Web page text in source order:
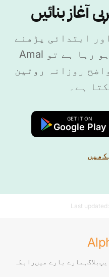
آغاز بنائیں
ابتدائی پڑھنے
کے مرحلے میں داخل ہو رہا ہے تو Amal
روزانہ روٹین
ہے۔
GET IT ON
Google Play
Last updated:
بلاگ ہمارے بارے میں رابطہ